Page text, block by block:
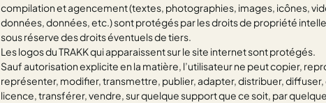
compilation et agencement (textes, photographies, images, icônes,
données, données, etc.) sont protégés par les droits de propriété
sous réserve des droits éventuels de tiers.
Les logos du TRAKK qui apparaissent sur le site internet sont protégés.
Sauf autorisation explicite en la matière, l’utilisateur ne peut copier,
représenter, modifier, transmettre, publier, adapter, distribuer,
licence, transférer, vendre, sur quelque support que ce soit, par